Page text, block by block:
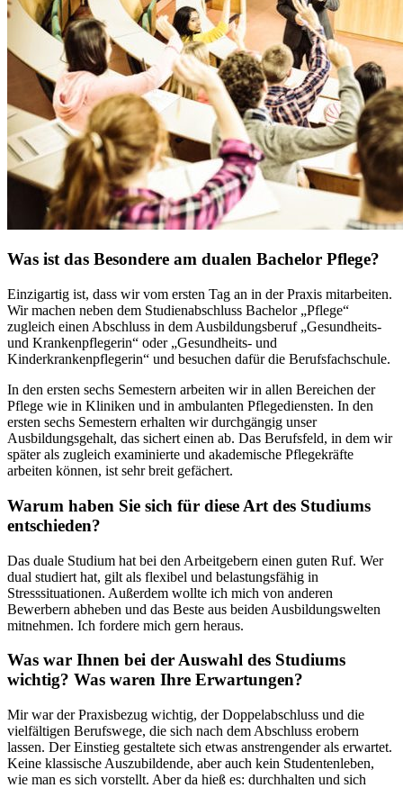
Was ist das Besondere am dualen Bachelor Pflege?
Einzigartig ist, dass wir vom ersten Tag an in der Praxis mitarbeiten.
Wir machen neben dem Studienabschluss Bachelor „Pflege“
zugleich einen Abschluss in dem Ausbildungsberuf „Gesundheits-
und Krankenpflegerin“ oder „Gesundheits- und
Kinderkrankenpflegerin“ und besuchen dafür die Berufsfachschule.
In den ersten sechs Semestern arbeiten wir in allen Bereichen der
Pflege wie in Kliniken und in ambulanten Pflegediensten. In den
ersten sechs Semestern erhalten wir durchgängig unser
Ausbildungsgehalt, das sichert einen ab. Das Berufsfeld, in dem wir
später als zugleich examinierte und akademische Pflegekräfte
arbeiten können, ist sehr breit gefächert.
Warum haben Sie sich für diese Art des Studiums
entschieden?
Das duale Studium hat bei den Arbeitgebern einen guten Ruf. Wer
dual studiert hat, gilt als flexibel und belastungsfähig in
Stresssituationen. Außerdem wollte ich mich von anderen
Bewerbern abheben und das Beste aus beiden Ausbildungswelten
mitnehmen. Ich fordere mich gern heraus.
Was war Ihnen bei der Auswahl des Studiums
wichtig? Was waren Ihre Erwartungen?
Mir war der Praxisbezug wichtig, der Doppelabschluss und die
vielfältigen Berufswege, die sich nach dem Abschluss erobern
lassen. Der Einstieg gestaltete sich etwas anstrengender als erwartet.
Keine klassische Auszubildende, aber auch kein Studentenleben,
wie man es sich vorstellt. Aber da hieß es: durchhalten und sich